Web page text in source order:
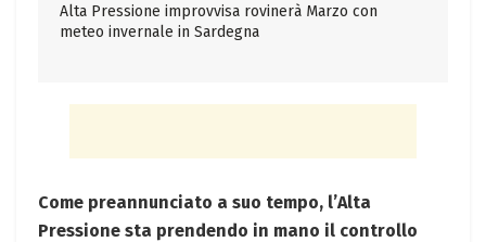
Alta Pressione improvvisa rovinerà Marzo con
meteo invernale in Sardegna
Come preannunciato a suo tempo, l’Alta
Pressione sta prendendo in mano il controllo